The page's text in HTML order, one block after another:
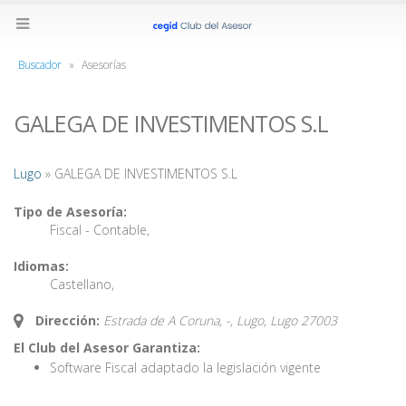
Buscador » Asesorías
GALEGA DE INVESTIMENTOS S.L
Lugo » GALEGA DE INVESTIMENTOS S.L
Tipo de Asesoría:
Fiscal - Contable,
Idiomas:
Castellano,
Dirección: Estrada de A Coruna, -, Lugo, Lugo 27003
El Club del Asesor Garantiza:
Software Fiscal adaptado la legislación vigente